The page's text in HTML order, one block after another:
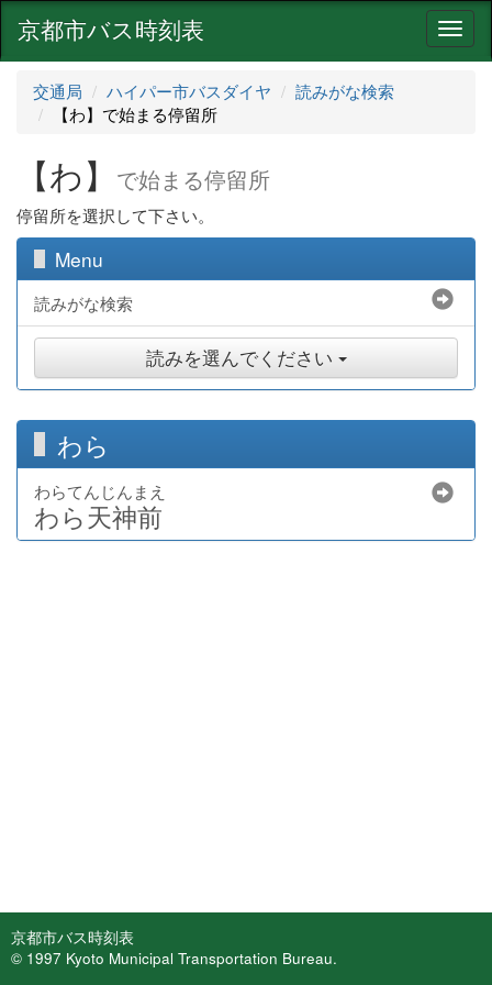
ナ
ビ
京都市バス時刻表
交通局 ハイパー市バスダイヤ
読みがな検索
【わ】で始まる停留所
【わ】 で始まる停留所
停留所を選択して下さい。
Menu
読みがな検索
読みを選んでください
わら
わらてんじんまえ
わら天神前
京都市バス時刻表
© 1997 Kyoto Municipal Transportation Bureau.